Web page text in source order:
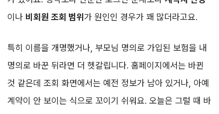
이나 비회원 조회 범위가 원인인 경우가 꽤 많더라고요.
특히 이름을 개명했거나, 부모님 명의로 가입된 보험을 내
명의로 바꾼 뒤라면 더 헷갈립니다. 홈페이지에서는 바뀐
것 같은데 조회 화면에서는 예전 정보가 남아 있거나, 아예
계약이 안 보이는 식으로 꼬이기 쉬워요. 오늘은 그럴 때 바